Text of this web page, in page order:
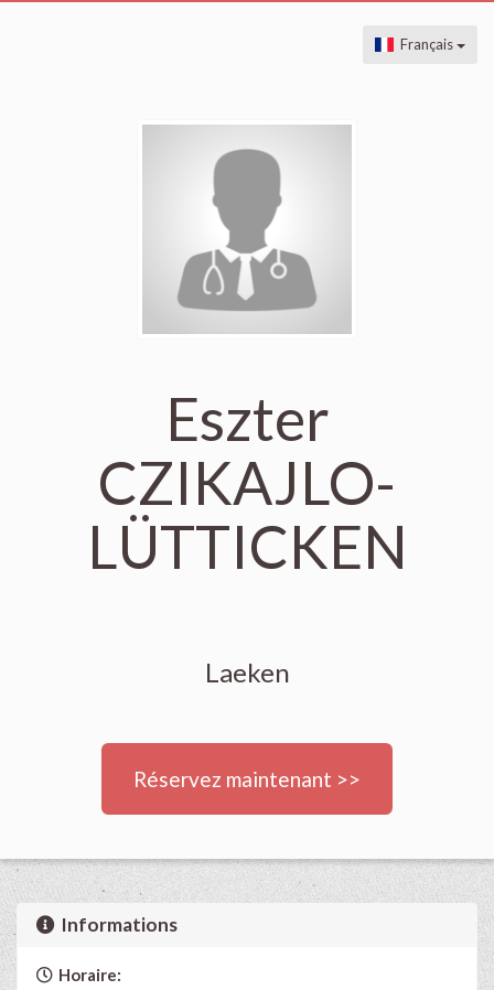
Français
Eszter
CZIKAJLO-
LÜTTICKEN
Laeken
Réservez maintenant >>
Informations
Horaire: